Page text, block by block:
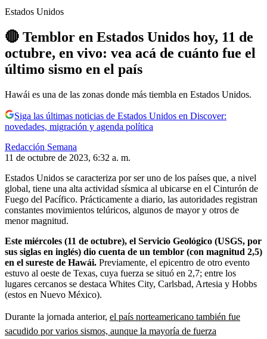
Estados Unidos
🔴 Temblor en Estados Unidos hoy, 11 de
octubre, en vivo: vea acá de cuánto fue el
último sismo en el país
Hawái es una de las zonas donde más tiembla en Estados Unidos.
Siga las últimas noticias de Estados Unidos en Discover:
novedades, migración y agenda política
Redacción Semana
11 de octubre de 2023, 6:32 a. m.
Estados Unidos se caracteriza por ser uno de los países que, a nivel
global, tiene una alta actividad sísmica al ubicarse en el Cinturón de
Fuego del Pacífico. Prácticamente a diario, las autoridades registran
constantes movimientos telúricos, algunos de mayor y otros de
menor magnitud.
Este miércoles (11 de octubre), el Servicio Geológico (USGS, por
sus siglas en inglés) dio cuenta de un temblor (con magnitud 2,5)
en el sureste de Hawái. Previamente, el epicentro de otro evento
estuvo al oeste de Texas, cuya fuerza se situó en 2,7; entre los
lugares cercanos se destaca Whites City, Carlsbad, Artesia y Hobbs
(estos en Nuevo México).
Durante la jornada anterior, el país norteamericano también fue
sacudido por varios sismos, aunque la mayoría de fuerza